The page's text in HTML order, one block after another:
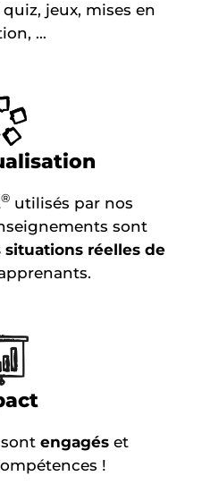
jeux, mises en
…
® utilisés par nos
sont
situations réelles de
engagéset
!